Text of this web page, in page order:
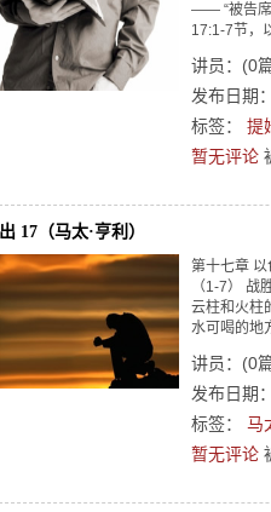
—— “被告席
17:1-7节，
讲员： (0
发布日期
标签： 提
暂无评论
出 17（马太·亨利）
第十七章
（1-7）
云柱和火柱
水可喝的地
讲员： (0
发布日期
标签： 马
暂无评论